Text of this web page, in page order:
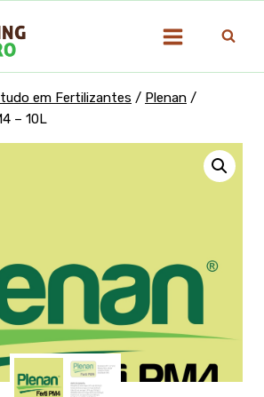
em Fertilizantes / Plenan /
– 10L